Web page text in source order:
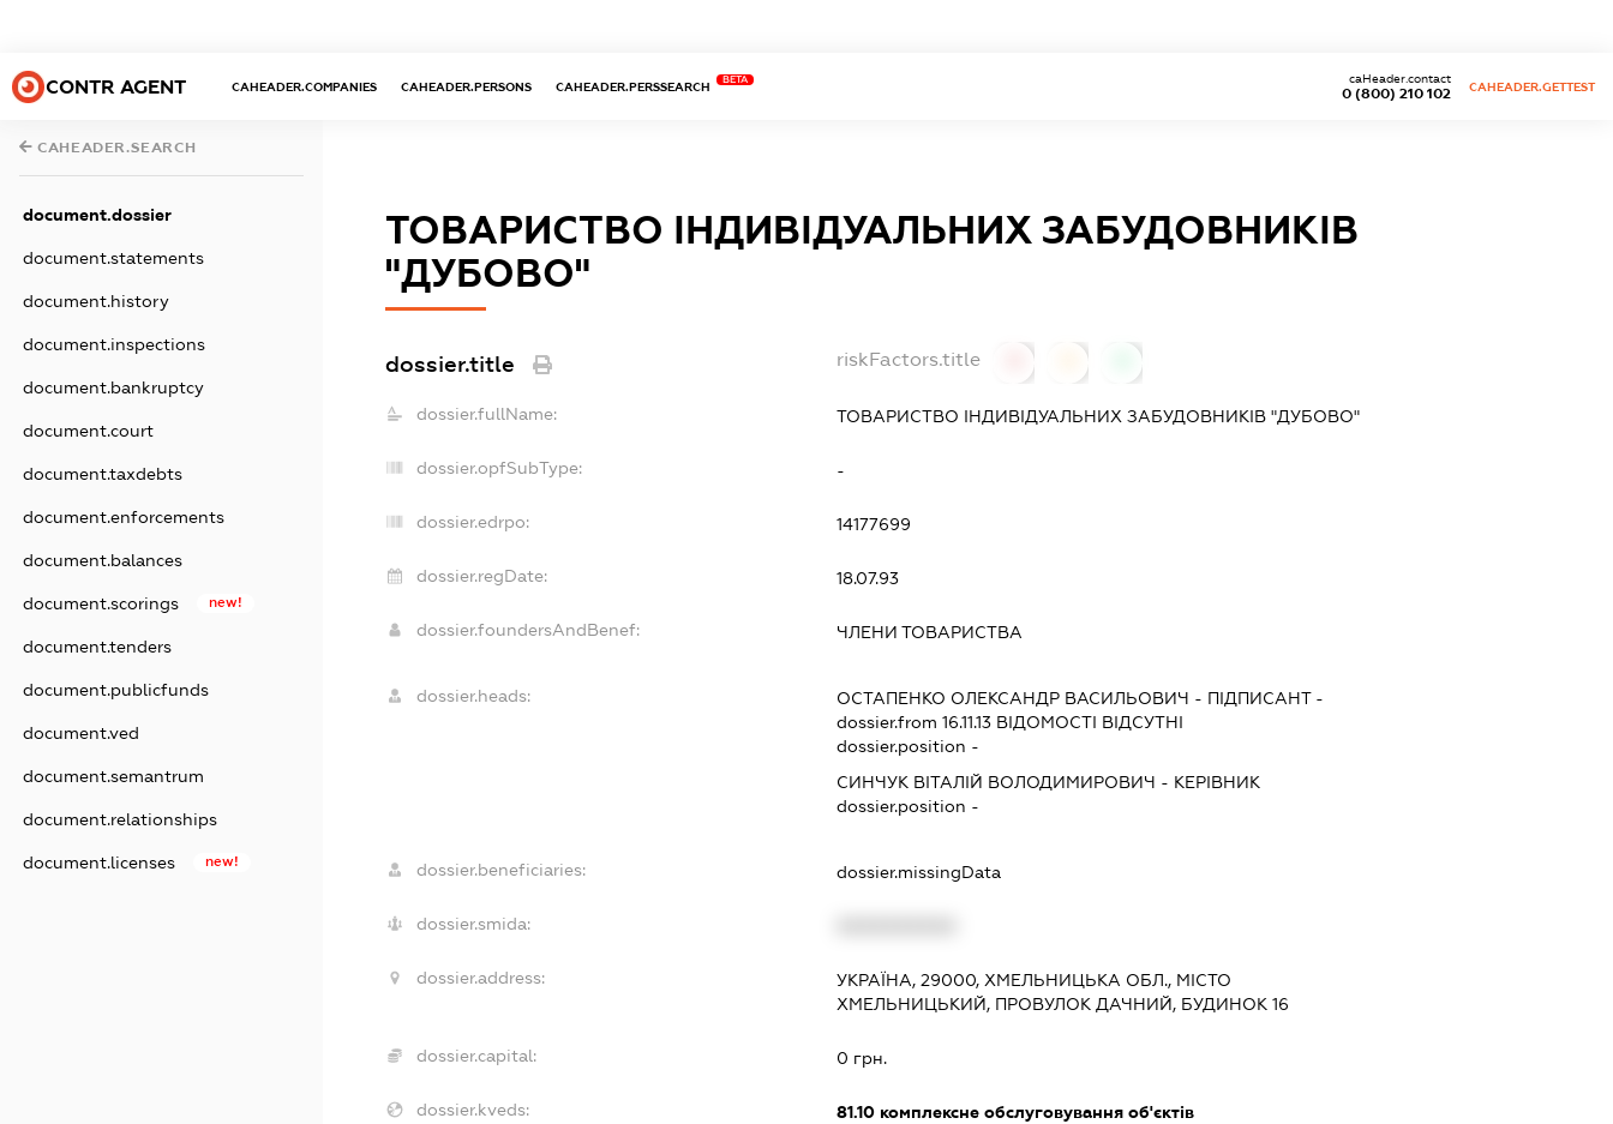
CONTR AGENT CAHEADER.COMPANIES CAHEADER.PERSONS CAHEADER.PERSSEARCH
BETA
0 (800) 210 102
caHeader.contact
CAHEADER.GETTEST
CAHEADER.SEARCH
document.dossier
document.statements
document.history
document.inspections
document.bankruptcy
document.court
document.taxdebts
document.enforcements
document.balances
document.scorings new!
document.tenders
document.publicfunds
document.ved
document.semantrum
document.relationships
document.licenses new!
ТОВАРИСТВО ІНДИВІДУАЛЬНИХ ЗАБУДОВНИКІВ
"ДУБОВО"
dossier.title riskFactors.title
dossier.fullName: ТОВАРИСТВО ІНДИВІДУАЛЬНИХ ЗАБУДОВНИКІВ "ДУБОВО"
dossier.opfSubType: -
dossier.edrpo: 14177699
dossier.regDate: 18.07.93
dossier.foundersAndBenef: ЧЛЕНИ ТОВАРИСТВА
dossier.heads: ОСТАПЕНКО ОЛЕКСАНДР ВАСИЛЬОВИЧ - ПІДПИСАНТ-
dossier.from 16.11.13 ВІДОМОСТІ ВІДСУТНІ
dossier.position -
СИНЧУК ВІТАЛІЙ ВОЛОДИМИРОВИЧ - КЕРІВНИК
dossier.position -
dossier.beneficiaries: dossier.missingData
dossier.smida:
dossier.address:
УКРАЇНА, 29000, ХМЕЛЬНИЦЬКА ОБЛ., МІСТО
ХМЕЛЬНИЦЬКИЙ, ПРОВУЛОК ДАЧНИЙ, БУДИНОК 16
dossier.capital: 0 грн.
dossier.kveds: 81.10 комплексне обслуговування об'єктів